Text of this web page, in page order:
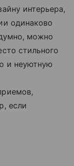
интерьера,
одинаково
можно
стильного
и неуютную
если